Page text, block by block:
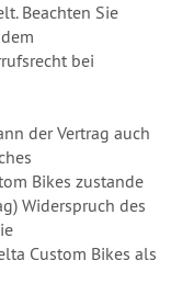
Beachten Sie
bei
der Vertrag auch
Bikes zustande
Widerspruch des
Custom Bikes als